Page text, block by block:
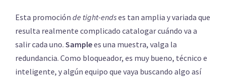
Esta promoción de tight-endses tan amplia y variada que
resulta realmente complicado catalogar cuándo va a
salir cada uno. Samplees una muestra, valga la
redundancia. Como bloqueador, es muy bueno, técnico e
inteligente, y algún equipo que vaya buscando algo así